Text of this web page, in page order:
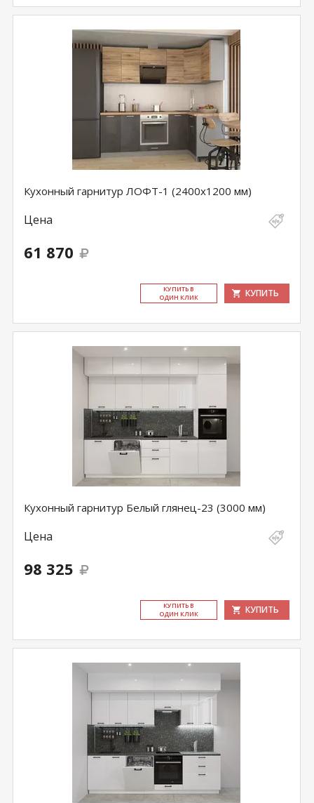
Кухонный гарнитур ЛОФТ-1 (2400х1200 мм)
Цена
61 870
КУ­ПИТЬ В
ОДИН КЛИК
КУПИТЬ
Кухонный гарнитур Белый глянец-23 (3000 мм)
Цена
98 325
КУ­ПИТЬ В
ОДИН КЛИК
КУПИТЬ